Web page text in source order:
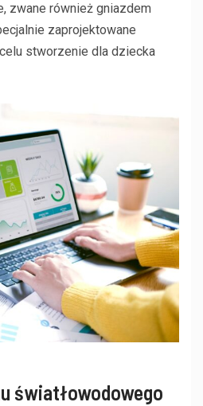
zwane również gniazdem
zaprojektowane
stworzenie dla dziecka
światłowodowego